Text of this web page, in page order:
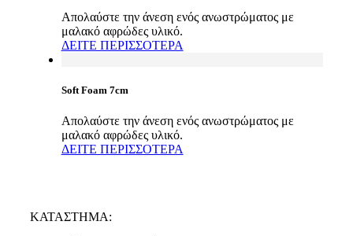
Απολαύστε την άνεση ενός ανωστρώματος με
μαλακό αφρώδες υλικό.
ΔΕΙΤΕ ΠΕΡΙΣΣΟΤΕΡΑ
Soft Foam 7cm
Απολαύστε την άνεση ενός ανωστρώματος με
μαλακό αφρώδες υλικό.
ΔΕΙΤΕ ΠΕΡΙΣΣΟΤΕΡΑ
ΚΑΤΑΣΤΗΜΑ: